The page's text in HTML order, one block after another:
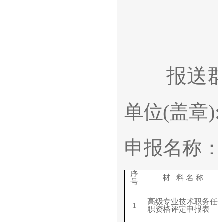
报送
单位(
申报名称
序
号
材 料 名 称
1
高级专业技术职务任
职资格评定申报表